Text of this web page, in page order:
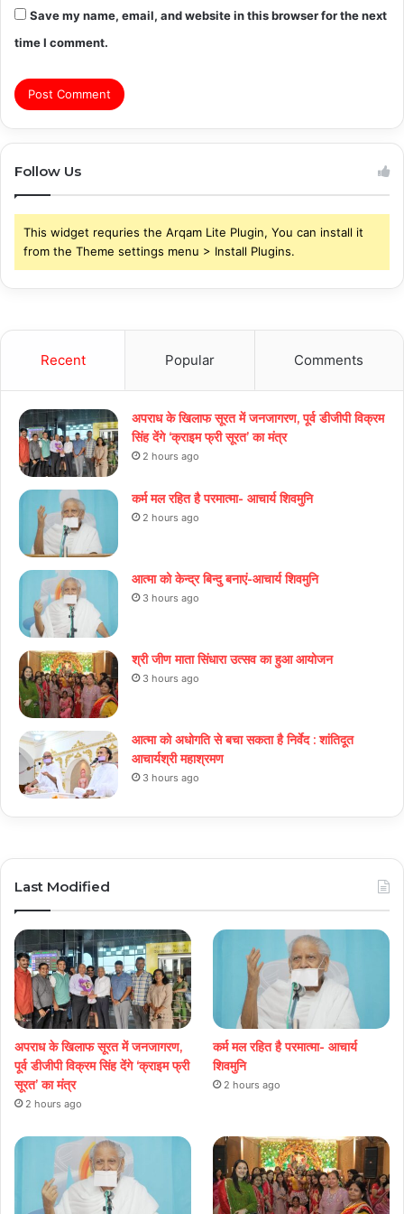
Save my name, email, and website in this browser for the next
time I comment.
Follow Us
This widget requries the Arqam Lite Plugin, You can install it
from the Theme settings menu > Install Plugins.
Recent Popular Comments
अपराध के खिलाफ सूरत में जनजागरण, पूर्व डीजीपी विक्रम
सिंह देंगे ‘क्राइम फ्री सूरत’ का मंत्र
2 hours ago
कर्म मल रहित है परमात्मा- आचार्य शिवमुनि
2 hours ago
आत्मा को केन्द्र बिन्दु बनाएं-आचार्य शिवमुनि
3 hours ago
श्री जीण माता सिंधारा उत्सव का हुआ आयोजन
3 hours ago
आत्मा को अधोगति से बचा सकता है निर्वेद : शांतिदूत
आचार्यश्री महाश्रमण
3 hours ago
Last Modified
अपराध के खिलाफ सूरत में जनजागरण,
पूर्व डीजीपी विक्रम सिंह देंगे ‘क्राइम फ्री
सूरत’ का मंत्र
2 hours ago
कर्म मल रहित है परमात्मा- आचार्य
शिवमुनि
2 hours ago